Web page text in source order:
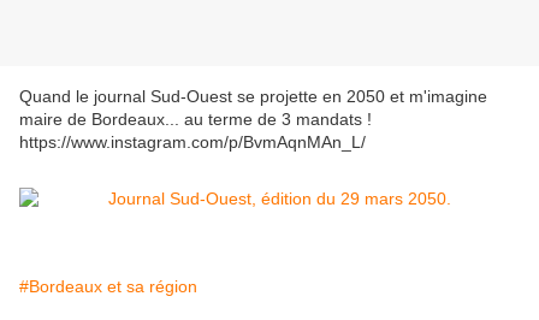
Quand le journal Sud-Ouest se projette en 2050 et m'imagine
maire de Bordeaux... au terme de 3 mandats !
https://www.instagram.com/p/BvmAqnMAn_L/
#Bordeaux et sa région